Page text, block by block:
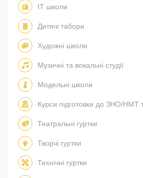
IT школи
Дитячі табори
Художні школи
Музичні та вокальні студії
Модельні школи
Курси підготовки до ЗНО/НМТ
Театральні гуртки
Творчі гуртки
Технічні гуртки